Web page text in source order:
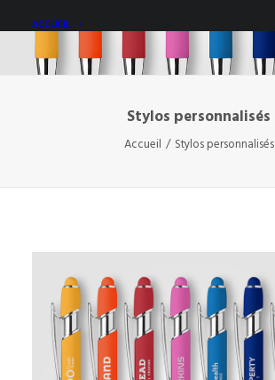
ACCUEIL
Stylos personnalisés
Accueil Stylos personnalisés